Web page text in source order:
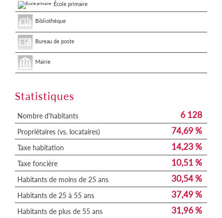
École primaire
Bibliothèque
Bureau de poste
Mairie
Statistiques
Nombre d'habitants 6 128
Propriétaires (vs. locataires) 74,69 %
Taxe habitation 14,23 %
Taxe foncière 10,51 %
Habitants de moins de 25 ans 30,54 %
Habitants de 25 à 55 ans 37,49 %
Habitants de plus de 55 ans 31,96 %